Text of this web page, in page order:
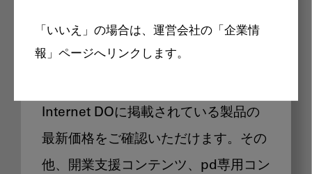
「いいえ」の場合は、運営会社の「企業情
報」ページへリンクします。
製品価格も閲覧可能
Internet DOに掲載されている製品の
最新価格をご確認いただけます。その
他、開業支援コンテンツ、pd専用コン